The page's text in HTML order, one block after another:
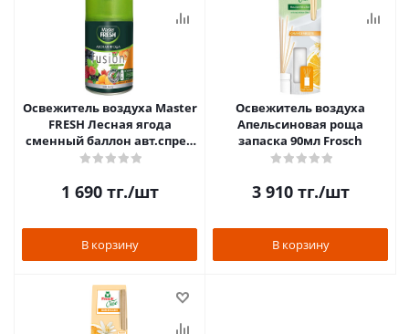
Освежитель воздуха Master
FRESH Лесная ягода
сменный баллон авт.спрей
250мл
1 690тг./шт
В корзину
Освежитель воздуха
Апельсиновая роща
запаска 90мл Frosch
3 910тг./шт
В корзину